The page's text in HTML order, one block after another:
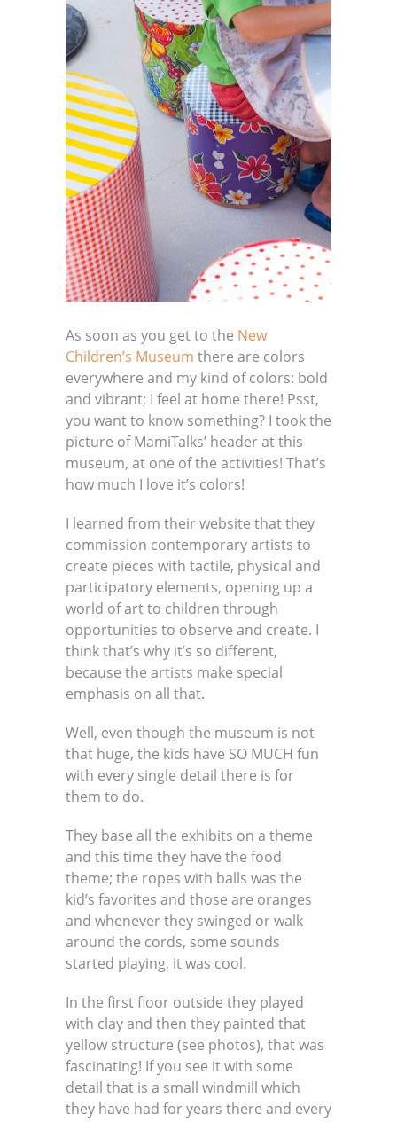
As soon as you get to the New
Children’s Museum there are colors
everywhere and my kind of colors: bold
and vibrant; I feel at home there! Psst,
you want to know something? I took the
picture of MamiTalks’ header at this
museum, at one of the activities! That’s
how much I love it’s colors!
I learned from their website that they
commission contemporary artists to
create pieces with tactile, physical and
participatory elements, opening up a
world of art to children through
opportunities to observe and create. I
think that’s why it’s so different,
because the artists make special
emphasis on all that.
Well, even though the museum is not
that huge, the kids have SO MUCH fun
with every single detail there is for
them to do.
They base all the exhibits on a theme
and this time they have the food
theme; the ropes with balls was the
kid’s favorites and those are oranges
and whenever they swinged or walk
around the cords, some sounds
started playing, it was cool.
In the first floor outside they played
with clay and then they painted that
yellow structure (see photos), that was
fascinating! If you see it with some
detail that is a small windmill which
they have had for years there and every